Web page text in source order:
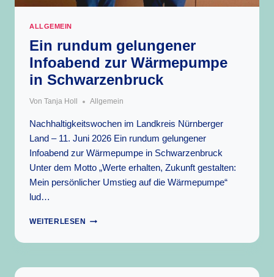
ALLGEMEIN
Ein rundum gelungener
Infoabend zur Wärmepumpe
in Schwarzenbruck
Von Tanja Holl Allgemein
Nachhaltigkeitswochen im Landkreis Nürnberger
Land – 11. Juni 2026 Ein rundum gelungener
Infoabend zur Wärmepumpe in Schwarzenbruck
Unter dem Motto „Werte erhalten, Zukunft gestalten:
Mein persönlicher Umstieg auf die Wärmepumpe“
lud…
WEITERLESEN
EIN
GELUNGENER